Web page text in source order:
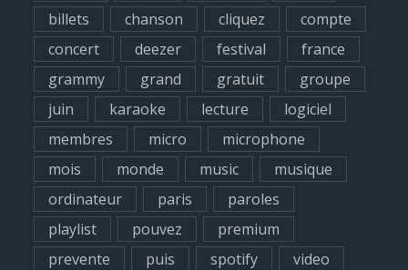
billets
chanson cliquez
compte
concert
deezer festival
france
grammy
grand gratuit
groupe
juin
karaoke lecture
logiciel
membres
micro
microphone
mois
monde music
musique
ordinateur
paris
paroles
playlist
pouvez
premium
prevente
puis spotify
video